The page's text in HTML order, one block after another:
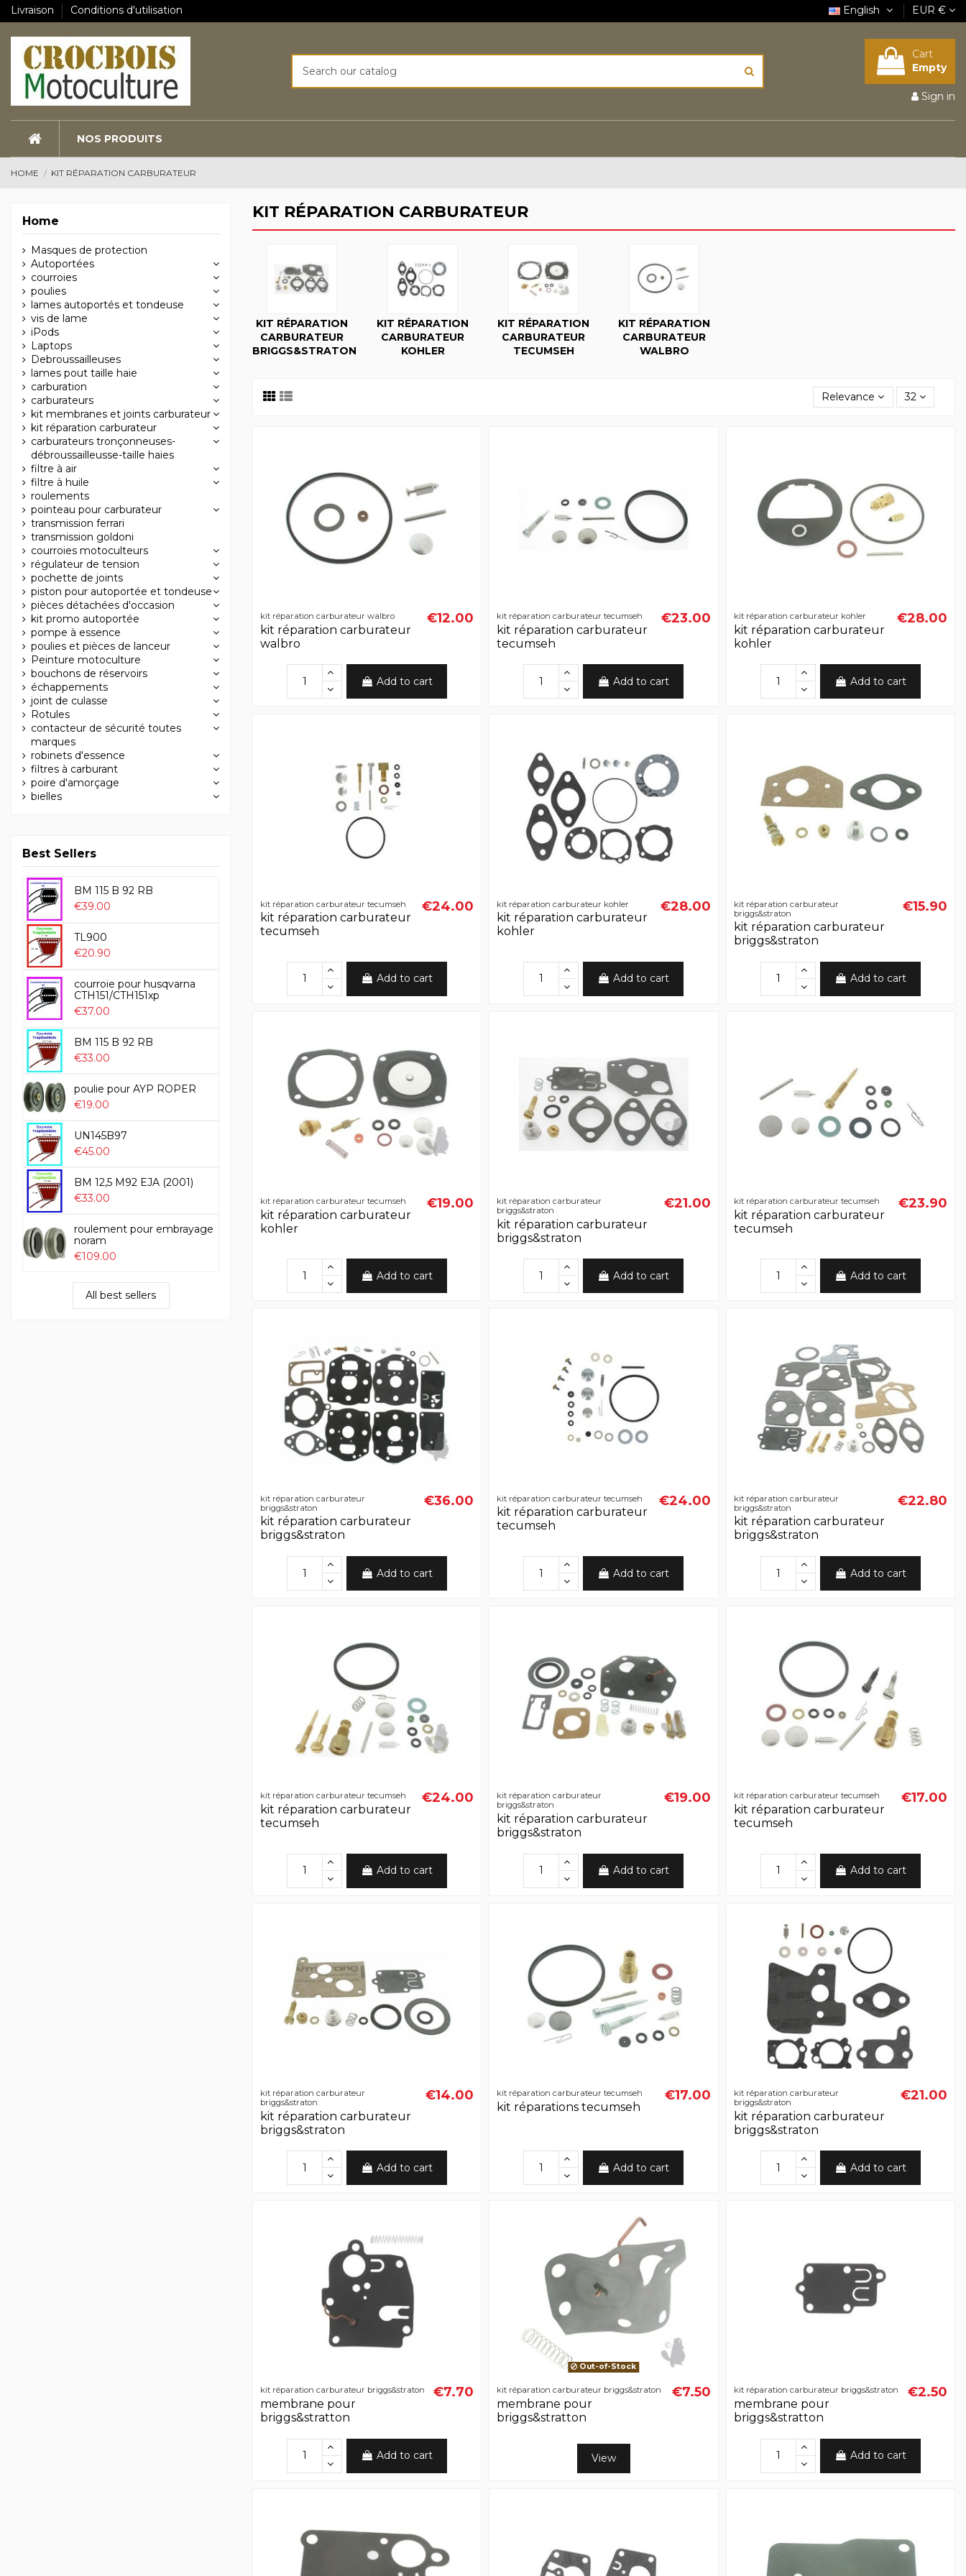
Livraison Conditions d'utilisation English EUR €
Cart
Empty
Sign in
NOS PRODUITS
HOME KIT RÉPARATION CARBURATEUR
KIT RÉPARATION CARBURATEUR
KIT RÉPARATION
CARBURATEUR
BRIGGS&STRATON
KIT RÉPARATION
CARBURATEUR
KOHLER
KIT RÉPARATION
CARBURATEUR
TECUMSEH
KIT RÉPARATION
CARBURATEUR
WALBRO
Relevance 32
kit réparation carburateur walbro
kit réparation carburateur
walbro
€12.00
Add to cart
kit réparation carburateur tecumseh
kit réparation carburateur
tecumseh
€23.00
Add to cart
kit réparation carburateur kohler
kit réparation carburateur
kohler
€28.00
Add to cart
kit réparation carburateur tecumseh
kit réparation carburateur
tecumseh
€24.00
Add to cart
kit réparation carburateur kohler
kit réparation carburateur
kohler
€28.00
Add to cart
kit réparation carburateur
briggs&straton
kit réparation carburateur
briggs&straton
€15.90
Add to cart
kit réparation carburateur tecumseh
kit réparation carburateur
kohler
€19.00
Add to cart
kit réparation carburateur
briggs&straton
kit réparation carburateur
briggs&straton
€21.00
Add to cart
kit réparation carburateur tecumseh
kit réparation carburateur
tecumseh
€23.90
Add to cart
kit réparation carburateur
briggs&straton
kit réparation carburateur
briggs&straton
€36.00
Add to cart
kit réparation carburateur tecumseh
kit réparation carburateur
tecumseh
€24.00
Add to cart
kit réparation carburateur
briggs&straton
kit réparation carburateur
briggs&straton
€22.80
Add to cart
kit réparation carburateur tecumseh
kit réparation carburateur
tecumseh
€24.00
Add to cart
kit réparation carburateur
briggs&straton
kit réparation carburateur
briggs&straton
€19.00
Add to cart
kit réparation carburateur tecumseh
kit réparation carburateur
tecumseh
€17.00
Add to cart
kit réparation carburateur
briggs&straton
kit réparation carburateur
briggs&straton
€14.00
Add to cart
kit réparation carburateur tecumseh
kit réparations tecumseh
€17.00
Add to cart
kit réparation carburateur
briggs&straton
kit réparation carburateur
briggs&straton
€21.00
Add to cart
kit réparation carburateur briggs&straton
membrane pour
briggs&stratton
€7.70
Add to cart
Out-of-Stock
kit réparation carburateur briggs&straton
membrane pour
briggs&stratton
€7.50
View
kit réparation carburateur briggs&straton
membrane pour
briggs&stratton
€2.50
Add to cart
Home
Masques de protection
Autoportées
courroies
poulies
lames autoportés et tondeuse
vis de lame
iPods
Laptops
Debroussailleuses
lames pout taille haie
carburation
carburateurs
kit membranes et joints carburateur
kit réparation carburateur
carburateurs tronçonneuses-
débroussailleusse-taille haies
filtre à air
filtre à huile
roulements
pointeau pour carburateur
transmission ferrari
transmission goldoni
courroies motoculteurs
régulateur de tension
pochette de joints
piston pour autoportée et tondeuse
pièces détachées d'occasion
kit promo autoportée
pompe à essence
poulies et pièces de lanceur
Peinture motoculture
bouchons de réservoirs
échappements
joint de culasse
Rotules
contacteur de sécurité toutes
marques
robinets d'essence
filtres à carburant
poire d'amorçage
bielles
Best Sellers
BM 115 B 92 RB
€39.00
TL900
€20.90
courroie pour husqvarna
CTH151/CTH151xp
€37.00
BM 115 B 92 RB
€33.00
poulie pour AYP ROPER
€19.00
UN145B97
€45.00
BM 12,5 M92 EJA (2001)
€33.00
roulement pour embrayage
noram
€109.00
All best sellers